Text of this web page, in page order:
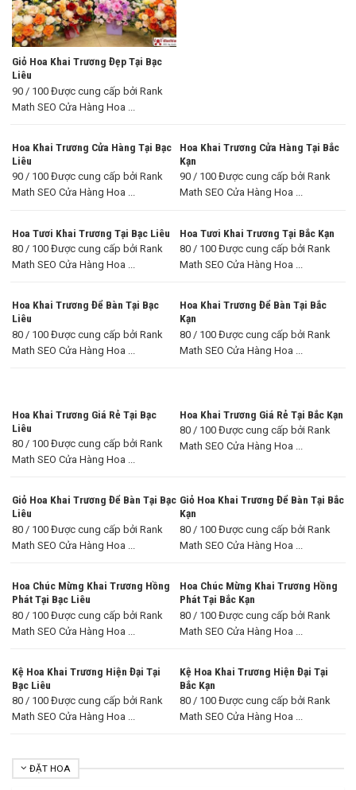
Giỏ Hoa Khai Trương Đẹp Tại Bạc
Liêu
90 / 100 Được cung cấp bởi Rank
Math SEO Cửa Hàng Hoa ...
Hoa Khai Trương Cửa Hàng Tại Bạc
Liêu
90 / 100 Được cung cấp bởi Rank
Math SEO Cửa Hàng Hoa ...
Hoa Khai Trương Cửa Hàng Tại Bắc
Kạn
90 / 100 Được cung cấp bởi Rank
Math SEO Cửa Hàng Hoa ...
Hoa Tươi Khai Trương Tại Bạc Liêu
80 / 100 Được cung cấp bởi Rank
Math SEO Cửa Hàng Hoa ...
Hoa Tươi Khai Trương Tại Bắc Kạn
80 / 100 Được cung cấp bởi Rank
Math SEO Cửa Hàng Hoa ...
Hoa Khai Trương Để Bàn Tại Bạc
Liêu
80 / 100 Được cung cấp bởi Rank
Math SEO Cửa Hàng Hoa ...
Hoa Khai Trương Để Bàn Tại Bắc
Kạn
80 / 100 Được cung cấp bởi Rank
Math SEO Cửa Hàng Hoa ...
Hoa Khai Trương Giá Rẻ Tại Bạc
Liêu
80 / 100 Được cung cấp bởi Rank
Math SEO Cửa Hàng Hoa ...
Hoa Khai Trương Giá Rẻ Tại Bắc Kạn
80 / 100 Được cung cấp bởi Rank
Math SEO Cửa Hàng Hoa ...
Giỏ Hoa Khai Trương Để Bàn Tại Bạc
Liêu
80 / 100 Được cung cấp bởi Rank
Math SEO Cửa Hàng Hoa ...
Giỏ Hoa Khai Trương Để Bàn Tại Bắc
Kạn
80 / 100 Được cung cấp bởi Rank
Math SEO Cửa Hàng Hoa ...
Hoa Chúc Mừng Khai Trương Hồng
Phát Tại Bạc Liêu
80 / 100 Được cung cấp bởi Rank
Math SEO Cửa Hàng Hoa ...
Hoa Chúc Mừng Khai Trương Hồng
Phát Tại Bắc Kạn
80 / 100 Được cung cấp bởi Rank
Math SEO Cửa Hàng Hoa ...
Kệ Hoa Khai Trương Hiện Đại Tại
Bạc Liêu
80 / 100 Được cung cấp bởi Rank
Math SEO Cửa Hàng Hoa ...
Kệ Hoa Khai Trương Hiện Đại Tại
Bắc Kạn
80 / 100 Được cung cấp bởi Rank
Math SEO Cửa Hàng Hoa ...
ĐẶT HOA